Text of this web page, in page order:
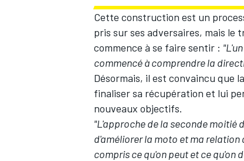
AUTRES CHAMPIONNATS
Cette construction est un
pris sur ses adversaires, mais le
commence à se faire sentir :
commencé à comprendre la
Désormais, il est convaincu que
finaliser sa récupération et lui
nouveaux objectifs.
"L'approche de la seconde moitié
d'améliorer la moto et ma relation
compris ce qu'on peut et ce qu'on